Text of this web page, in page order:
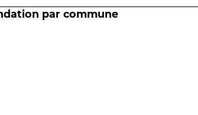
par commune